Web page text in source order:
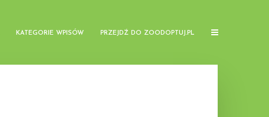
KATEGORIE WPISÓW PRZEJDŹ DO ZOODOPTUJ.PL